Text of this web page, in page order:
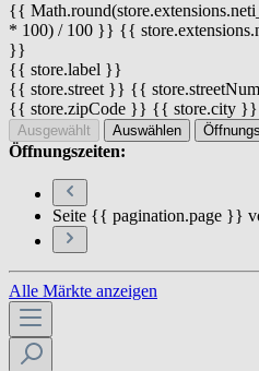
{{
* 100) / 100 }} {{
}}
{{ store.label }}
{{ store.street }} {{
{{ store.zipCode }} {{ store.city }}
Ausgewählt Auswählen
Öffnungszeiten:
Seite {{ pagination.page }}
Alle Märkte anzeigen